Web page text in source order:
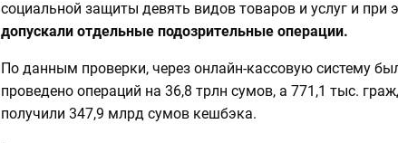
социальной защиты девять видов товаров и услуг и при
допускали отдельные подозрительные операции.
По данным проверки, через онлайн-кассовую систему
проведено операций на 36,8 трлн сумов, а 771,1 тыс.
получили 347,9 млрд сумов кешбэка.